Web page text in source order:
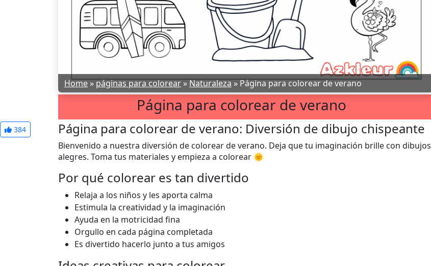
Home»páginas para colorear»Naturaleza»Página para colorear de verano
Página para colorear de verano
384 Página para colorear de verano: Diversión de dibujo chispeante
Bienvenido a nuestra diversión de colorear de verano. Deja que tu imaginación brille con dibujos
alegres. Toma tus materiales y empieza a colorear 🌞
Por qué colorear es tan divertido
Relaja a los niños y les aporta calma
Estimula la creatividad y la imaginación
Ayuda en la motricidad fina
Orgullo en cada página completada
Es divertido hacerlo junto a tus amigos